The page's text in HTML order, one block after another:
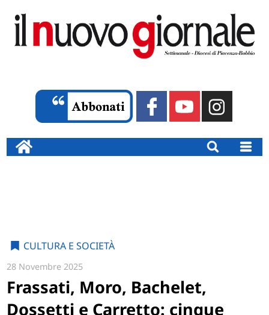
CULTURA E SOCIETÀ
28 Novembre 2025
Frassati, Moro, Bachelet,
Dossetti e Carretto: cinque